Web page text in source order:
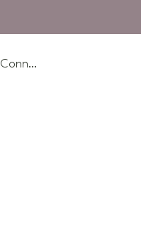
Connexion